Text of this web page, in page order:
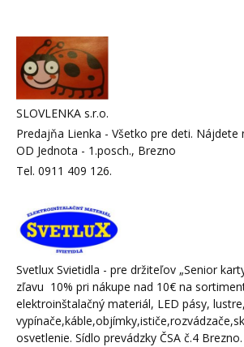
SLOVLENKA s.r.o.
Predajňa Lienka - Všetko pre deti.
OD Jednota - 1.posch., Brezno
Tel. 0911 409 126.
Svetlux Svietidla - pre držiteľov „Senior
zľavu 10% pri nákupe nad 10€ na
elektroinštalačný materiál, LED pásy, lustre,
osvetlenie. Sídlo prevádzky ČSA č.4 Brezno.